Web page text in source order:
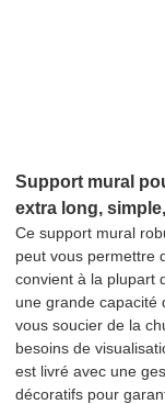
Support mural
extra long,
Ce support mural
peut vous permettre
convient à la plupart
une grande capacité
vous soucier de la
besoins de
est livré avec une
décoratifs pour